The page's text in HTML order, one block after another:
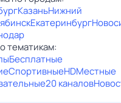
КазаньНижний
Екатеринбург
тематикам:
Бесплатные
СпортивныеHDМестные
20 каналов